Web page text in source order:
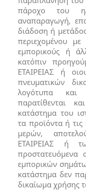
πάροχο του
αναπαραγωγή,
διάδοση ή
περιεχομένου
εμπορικούς ή
κατόπιν
ΕΤΑΙΡΕΙΑΣ ή
πνευματικών
λογότυπα και
παρατίθενται
κατάστημα του
τα προϊόντα ή τις
μερών,
ΕΤΑΙΡΕΙΑΣ ή
προστατευόμενα
εμπορικών
κατάστημα δεν
δικαίωμα χρήσης